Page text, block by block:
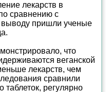
лекарств в
сравнению с
выводу пришли ученые
что
веганской
лекарств, чем
сравнили
таблеток, регулярно